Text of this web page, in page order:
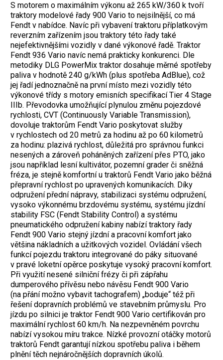
S motorem o maximálním výkonu až 265 kW/360 k tvoří
traktory modelové řady 900 Vario to nejsilnější, co má
Fendt v nabídce. Navíc při vybavení traktoru příplatkovým
reverzním zařízením jsou traktory této řady také
nejefektivnějšími vozidly v dané výkonové řadě. Traktor
Fendt 936 Vario navíc nemá prakticky konkurenci. Dle
metodiky DLG PowerMix traktor dosahuje měrné spotřeby
paliva v hodnotě 240 g/kWh (plus spotřeba AdBlue), což
jej řadí jednoznačně na první místo mezi vozidly této
výkonové třídy s motory emisních specifikací Tier 4 Stage
IIIb. Převodovka umožňující plynulou změnu pojezdové
rychlosti, CVT (Continuously Variable Transmission),
dovoluje traktorům Fendt Vario poskytovat služby
v rychlostech od 20 metrů za hodinu až po 60 kilometrů
za hodinu: plazivá rychlost, důležitá pro správnou funkci
nesených a zároveň poháněných zařízení přes PTO, jako
jsou například lesní kultivátor, pozemní grader či sněžná
fréza, je stejně komfortní u traktorů Fendt Vario jako běžná
přepravní rychlost po upravených komunikacích. Díky
odpružení přední nápravy, stabilizaci systému odpružení,
vysoko výkonnému brzdovému systému, systému jízdní
stability FSC (Fendt Stability Control) a systému
pneumatického odpružení kabiny nabízí traktory řady
Fendt 900 Vario stejný jízdní a pracovní komfort jako
většina nákladních a užitkových vozidel. Ovládání všech
funkcí pojezdu traktoru integrované do páky situované
v pravé loketní opěrce poskytuje vysoký pracovní komfort.
Při využití nesené silniční frézy či při zápřahu
dumperového přívěsu nebo návěsu Fendt 900 Vario
(na přání možno vybavit tachografem) „boduje“ též při
řešení dopravních problémů ve stavebním průmyslu. Pro
jízdu po silnici je traktor Fendt 900 Vario certifikován pro
maximální rychlost 60 km/h. Na nezpevněném povrchu
nabízí vysokou míru trakce. Nízké provozní otáčky motorů
traktorů Fendt garantují nízkou spotřebu paliva i během
plnění těch nejnáročnějších dopravních úkolů.